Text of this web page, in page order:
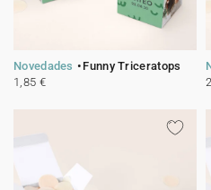
Novedades
Funny Triceratops
1,85 €